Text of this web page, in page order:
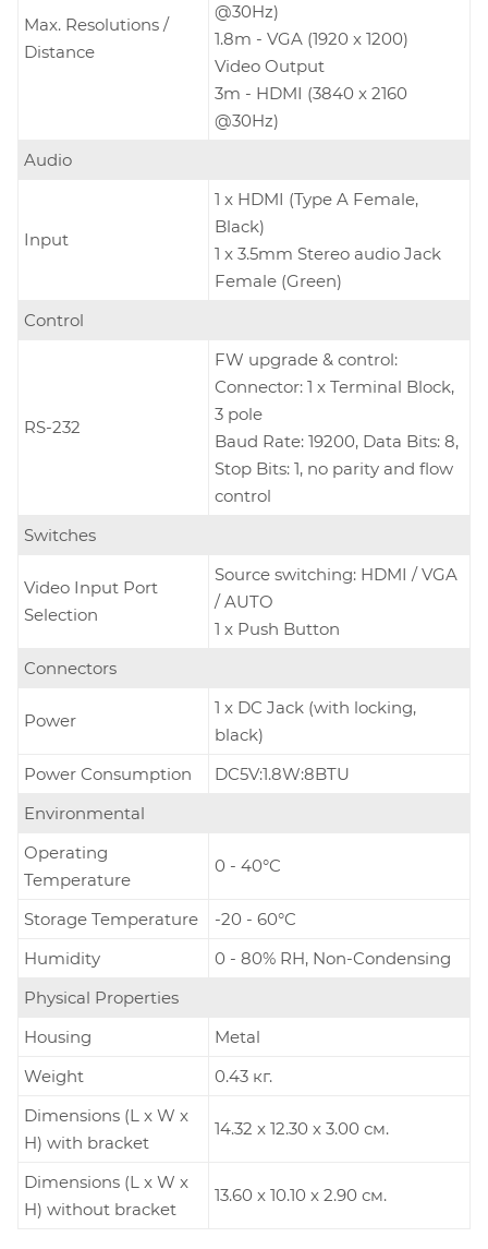
Max. Resolutions /
Distance
@30Hz)
1.8m - VGA (1920 x 1200)
Video Output
3m - HDMI (3840 x 2160
@30Hz)
Audio
Input
1 x HDMI (Type A Female,
Black)
1 x 3.5mm Stereo audio Jack
Female (Green)
Control
RS-232
FW upgrade & control:
Connector: 1 x Terminal Block,
3 pole
Baud Rate: 19200, Data Bits: 8,
Stop Bits: 1, no parity and flow
control
Switches
Video Input Port
Selection
Source switching: HDMI / VGA
/ AUTO
1 x Push Button
Connectors
Power
1 x DC Jack (with locking,
black)
Power Consumption
DC5V:1.8W:8BTU
Environmental
Operating
Temperature
0 - 40°C
Storage Temperature
-20 - 60°C
Humidity
0 - 80% RH, Non-Condensing
Physical Properties
Housing
Metal
Weight
0.43 кг.
Dimensions (L x W x
H) with bracket
14.32 x 12.30 x 3.00 см.
Dimensions (L x W x
H) without bracket
13.60 x 10.10 x 2.90 см.